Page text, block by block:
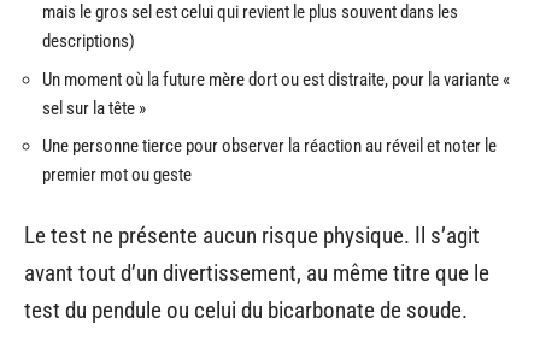
mais le gros sel est celui qui revient le plus souvent dans les
descriptions)
Un moment où la future mère dort ou est distraite, pour la variante «
sel sur la tête »
Une personne tierce pour observer la réaction au réveil et noter le
premier mot ou geste
Le test ne présente aucun risque physique. Il s’agit
avant tout d’un divertissement, au même titre que le
test du pendule ou celui du bicarbonate de soude.